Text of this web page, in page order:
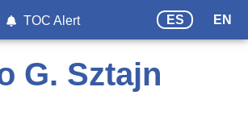
ES EN
TOC Alert
G. Sztajn